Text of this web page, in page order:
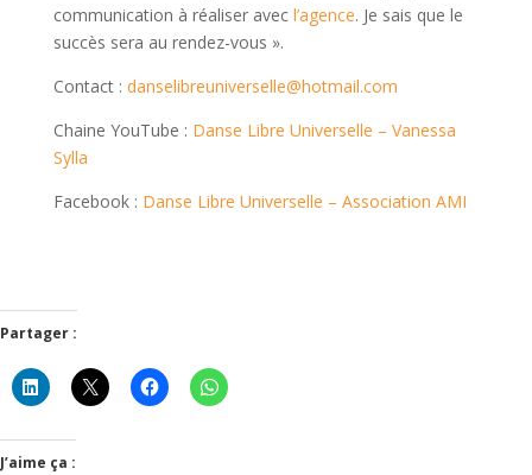
communication à réaliser avec l’agence. Je sais que le
succès sera au rendez-vous ».
Contact : danselibreuniverselle@hotmail.com
Chaine YouTube : Danse Libre Universelle – Vanessa
Sylla
Facebook : Danse Libre Universelle – Association AMI
Partager :
J’aime ça :